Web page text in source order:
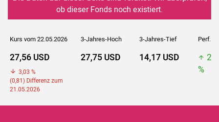
ob dieser Fonds noch existiert.
Kurs vom 22.05.2026 3-Jahres-Hoch 3-Jahres-Tief Perf. 5J
27,56 USD
3,03 %
(0,81) Differenz zum
21.05.2026
27,75 USD 14,17 USD
%